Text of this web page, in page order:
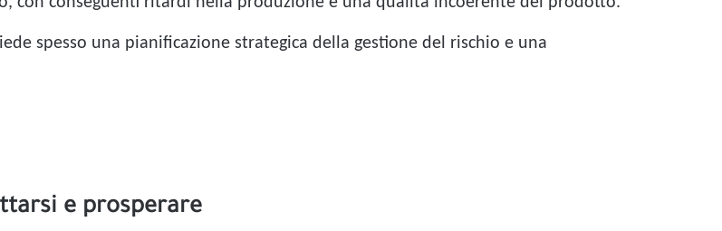
spesso una pianificazione strategica della gestione del rischio e una
e prosperare